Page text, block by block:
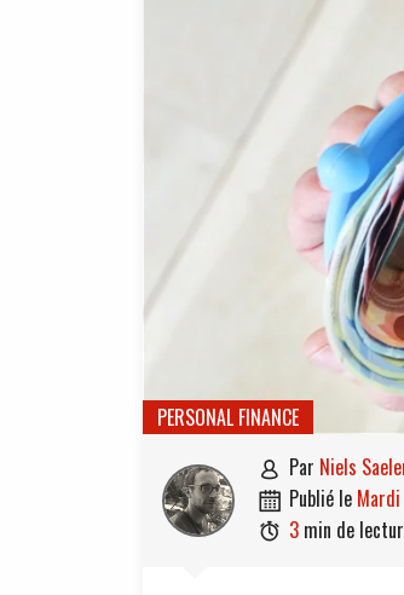
PERSONAL FINANCE
 par Niels
 publié le
 3 min de